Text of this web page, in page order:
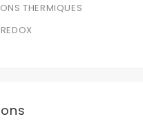
THERMIQUES